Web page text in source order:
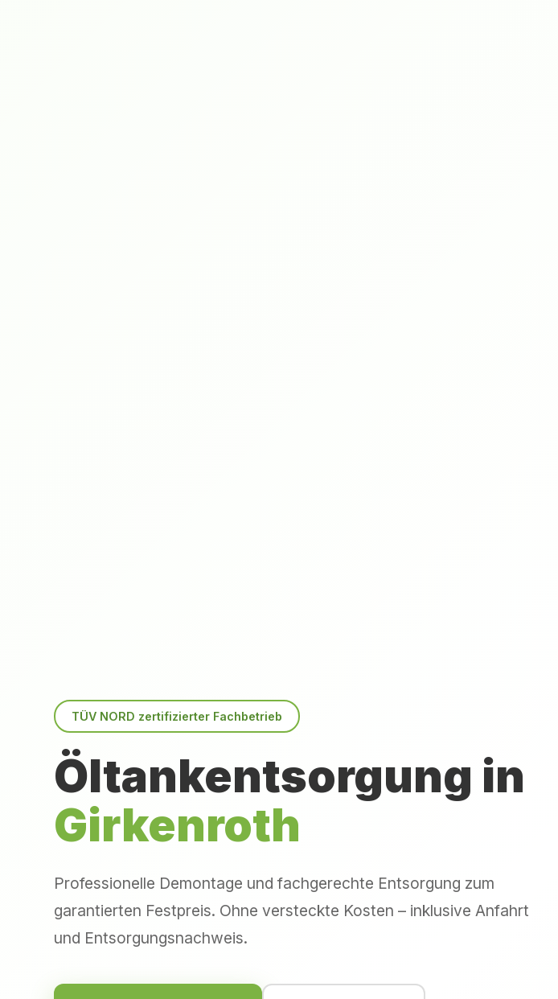
TÜV NORD zertifizierter Fachbetrieb
Öltankentsorgung in
Girkenroth
Professionelle Demontage und fachgerechte Entsorgung zum
garantierten Festpreis. Ohne versteckte Kosten – inklusive Anfahrt
und Entsorgungsnachweis.